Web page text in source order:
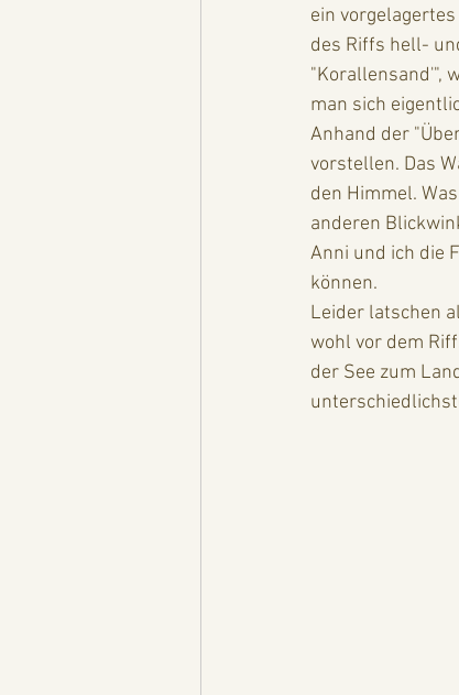
ein
des Riffs hell-
"Korallensand'",
man sich
Anhand der
vorstellen. Das
den Himmel.
anderen
Anni und ich die
können.
Leider latschen
wohl vor dem
der See zum